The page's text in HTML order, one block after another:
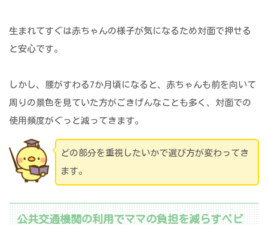
生まれてすぐは赤ちゃんの様子が気になるため対面で押せる
と安心です。
しかし、腰がすわる7か月頃になると、赤ちゃんも前を向いて
周りの景色を見ていた方がごきげんなことも多く、対面での
使用頻度がぐっと減ってきます。
どの部分を重視したいかで選び方が変わってき
ます。
公共交通機関の利用でママの負担を減らすベビ